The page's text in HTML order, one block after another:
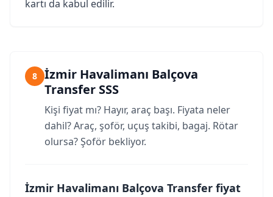
kartı da kabul edilir.
8
İzmir Havalimanı Balçova
Transfer SSS
Kişi fiyat mı? Hayır, araç başı. Fiyata neler
dahil? Araç, şoför, uçuş takibi, bagaj. Rötar
olursa? Şoför bekliyor.
İzmir Havalimanı Balçova Transfer fiyat